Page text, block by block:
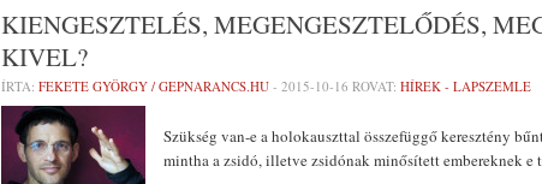
KIENGESZTELÉS, MEGENGESZTELŐDÉS,
KIVEL?
ÍRTA: FEKETE GYÖRGY / GEPNARANCS.HU - 2015-10-16 ROVAT: HÍREK - LAPSZEMLE
Szükség van-e a holokauszttal összefüggő keresztény
mintha a zsidó, illetve zsidónak minősített embereknek